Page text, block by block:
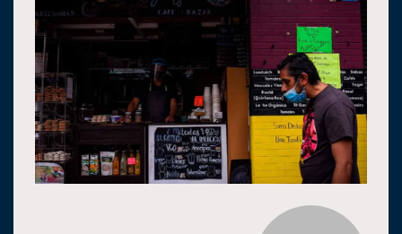
Universiada
Nacional